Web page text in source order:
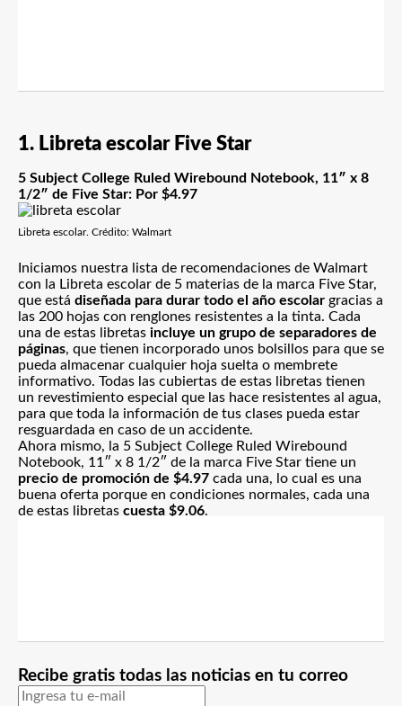
1. Libreta escolar Five Star
5 Subject College Ruled Wirebound Notebook, 11″ x 8
1/2″ de Five Star: Por $4.97
Libreta escolar. Crédito: Walmart
Iniciamos nuestra lista de recomendaciones de Walmart
con la Libreta escolar de 5 materias de la marca Five Star,
que está diseñada para durar todo el año escolar gracias a
las 200 hojas con renglones resistentes a la tinta. Cada
una de estas libretas incluye un grupo de separadores de
páginas, que tienen incorporado unos bolsillos para que se
pueda almacenar cualquier hoja suelta o membrete
informativo. Todas las cubiertas de estas libretas tienen
un revestimiento especial que las hace resistentes al agua,
para que toda la información de tus clases pueda estar
resguardada en caso de un accidente.
Ahora mismo, la 5 Subject College Ruled Wirebound
Notebook, 11″ x 8 1/2″ de la marca Five Star tiene un
precio de promoción de $4.97 cada una, lo cual es una
buena oferta porque en condiciones normales, cada una
de estas libretas cuesta $9.06.
Recibe gratis todas las noticias en tu correo